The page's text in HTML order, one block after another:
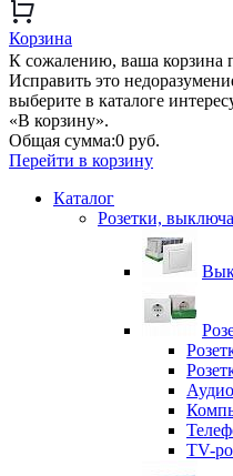
Корзина
К сожалению, ваша корзина
Исправить это
выберите в каталоге
«В корзину».
Общая сумма:0 руб.
Перейти в корзину
Каталог
Розетки,
TV-